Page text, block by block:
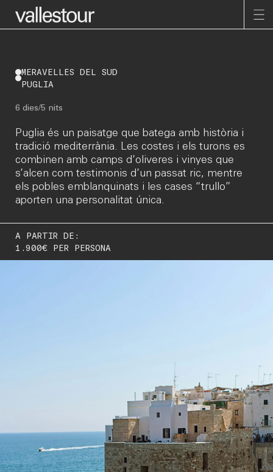
Inici
Explora
Nosaltres
Notícies
Zona client
Esp
+ 34 93 727 22 63
vallestour@vallestour.com
MERAVELLES DEL SUD
PUGLIA
6 dies/5 nits
Puglia és un paisatge que batega amb història i
tradició mediterrània. Les costes i els turons es
combinen amb camps d’oliveres i vinyes que
s’alcen com testimonis d’un passat ric, mentre
els pobles emblanquinats i les cases “trullo”
aporten una personalitat única.
A PARTIR DE:
1.900€ PER PERSONA